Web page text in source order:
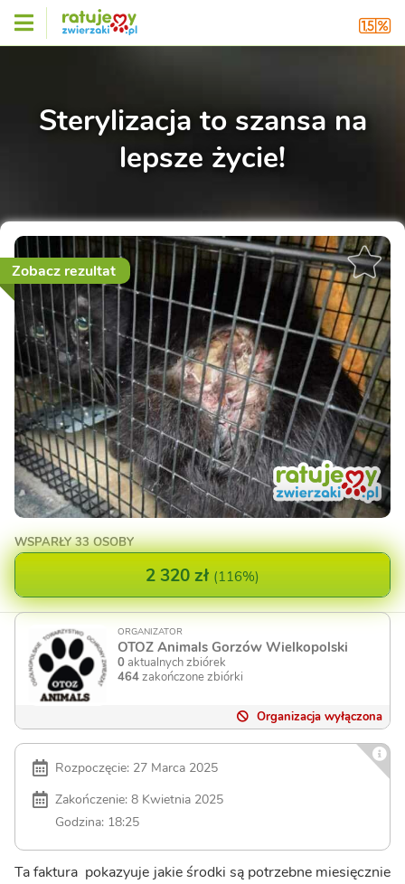
Sterylizacja to szansa na
lepsze życie!
Zobacz rezultat
WSPARŁY33 OSOBY
2 320 zł (116%)
ORGANIZATOR
OTOZ Animals Gorzów Wielkopolski
0aktualnych zbiórek
464zakończone zbiórki
Organizacja wyłączona
Rozpoczęcie: 27 Marca 2025
Zakończenie: 8 Kwietnia 2025
Godzina: 18:25
Ta faktura pokazyuje jakie środki są potrzebne miesięcznie